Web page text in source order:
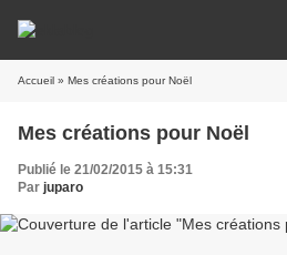
Accueil » Mes créations pour Noël
Mes créations pour Noël
Publié le 21/02/2015 à 15:31
Par juparo